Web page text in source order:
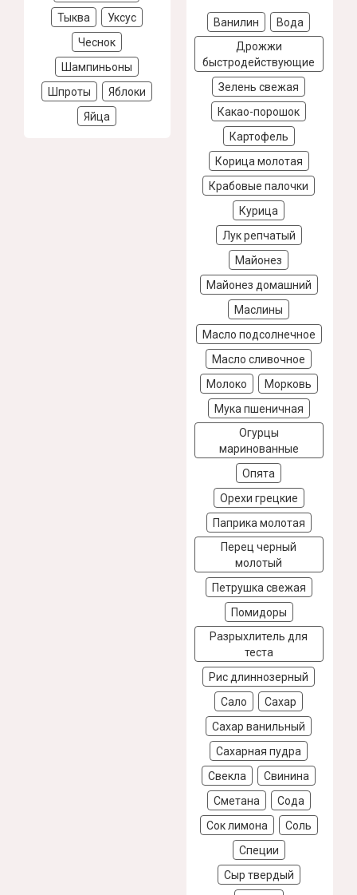
Тыква
Уксус
Чеснок
Шампиньоны
Шпроты
Яблоки
Яйца
Ванилин
Вода
Дрожжи
быстродействующие
Зелень свежая
Какао-порошок
Картофель
Корица молотая
Крабовые палочки
Курица
Лук репчатый
Майонез
Майонез домашний
Маслины
Масло подсолнечное
Масло сливочное
Молоко
Морковь
Мука пшеничная
Огурцы
маринованные
Опята
Орехи грецкие
Паприка молотая
Перец черный
молотый
Петрушка свежая
Помидоры
Разрыхлитель для
теста
Рис длиннозерный
Сало
Сахар
Сахар ванильный
Сахарная пудра
Свекла
Свинина
Сметана
Сода
Сок лимона
Соль
Специи
Сыр твердый